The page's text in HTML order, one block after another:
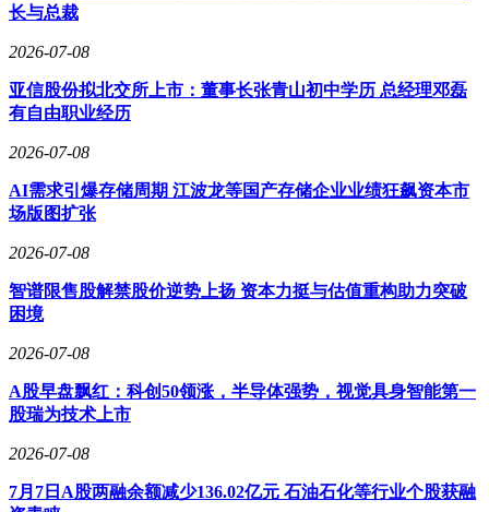
长与总裁
2026-07-08
亚信股份拟北交所上市：董事长张青山初中学历 总经理邓磊
有自由职业经历
2026-07-08
AI需求引爆存储周期 江波龙等国产存储企业业绩狂飙资本市
场版图扩张
2026-07-08
智谱限售股解禁股价逆势上扬 资本力挺与估值重构助力突破
困境
2026-07-08
A股早盘飘红：科创50领涨，半导体强势，视觉具身智能第一
股瑞为技术上市
2026-07-08
7月7日A股两融余额减少136.02亿元 石油石化等行业个股获融